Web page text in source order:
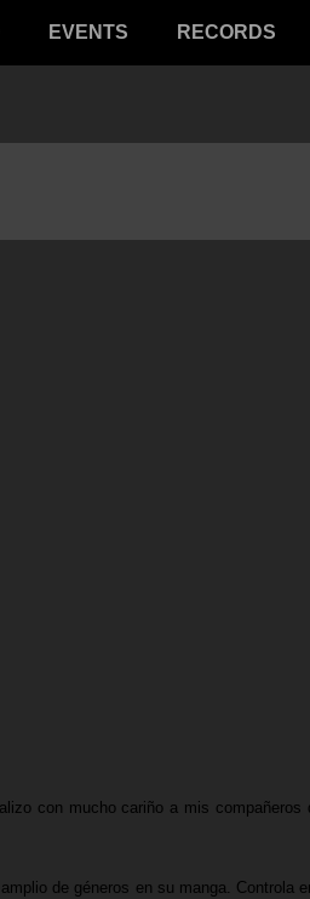
EVENTS RECORDS
con mucho cariño a mis
de géneros en su manga. Controla